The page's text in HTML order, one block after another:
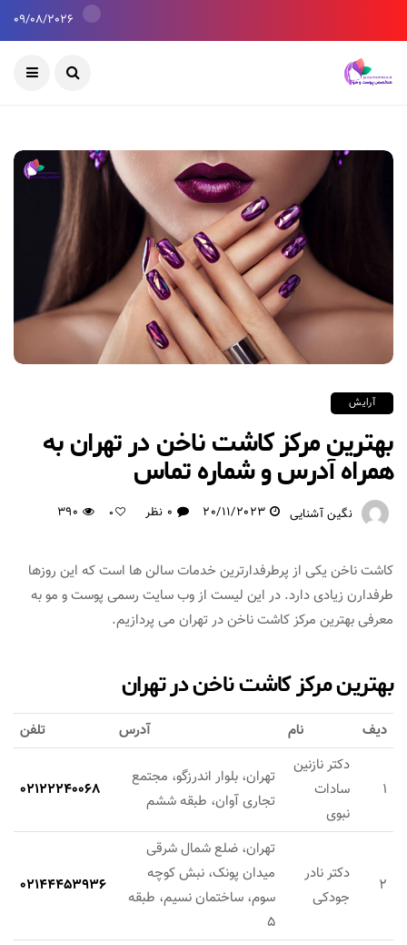
09/08/2026
آرایش
بهترین مرکز کاشت ناخن در تهران به
همراه آدرس و شماره تماس
نگین آشنایی 20/11/2023 0 نظر 0
390
کاشت ناخن یکی از پرطرفدارترین خدمات سالن ها است که این روزها
طرفدارن زیادی دارد. در این لیست از وب سایت رسمی پوست و مو به
معرفی بهترین مرکز کاشت ناخن در تهران می پردازیم.
بهترین مرکز کاشت ناخن در تهران
دیف نام آدرس تلفن
1
دکتر نازنین
سادات
نبوی
تهران، بلوار اندرزگو، مجتمع
تجاری آوان، طبقه ششم
02122240068
2
دکتر نادر
جودکی
تهران، ضلع شمال شرقی
میدان پونک، نبش کوچه
سوم، ساختمان نسیم، طبقه
5
02144453936